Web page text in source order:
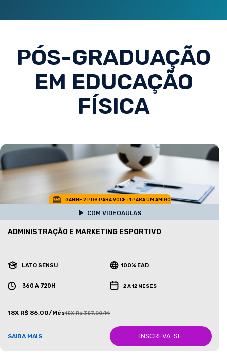
PÓS-GRADUAÇÃO
EM EDUCAÇÃO
FÍSICA
GANHE 2 POS PARA VOCE +1 PARA UM AMIGO
COM VIDEOAULAS
ADMINISTRAÇÃO E MARKETING ESPORTIVO
LATO SENSU 100% EAD
360 A 720H 2 A 12 MESES
18X R$ 86,00/Mês18X R$ 387,00/Mês
SAIBA MAIS INSCREVA-SE